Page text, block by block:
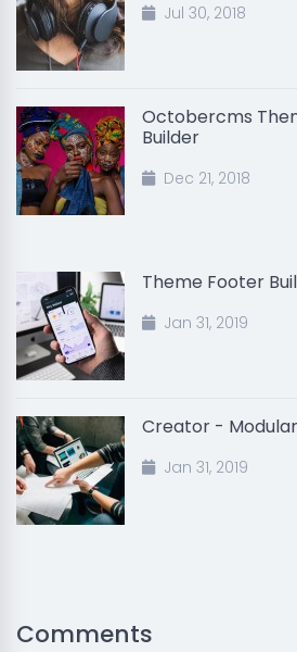
Jul 30, 2018
Octobercms
Builder
Dec 21, 2018
Theme Footer
Jan 31, 2019
Creator -
Jan 31, 2019
Comments